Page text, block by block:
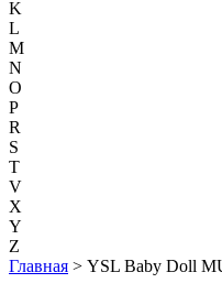
K
L
M
N
O
P
R
S
T
V
X
Y
Z
Главная > YSL Baby Doll